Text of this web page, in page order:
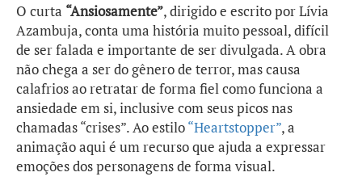
O curta “Ansiosamente”, dirigido e escrito por Lívia
Azambuja, conta uma história muito pessoal, difícil
de ser falada e importante de ser divulgada. A obra
não chega a ser do gênero de terror, mas causa
calafrios ao retratar de forma fiel como funciona a
ansiedade em si, inclusive com seus picos nas
chamadas “crises”. Ao estilo“Heartstopper”, a
animação aqui é um recurso que ajuda a expressar
emoções dos personagens de forma visual.